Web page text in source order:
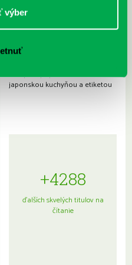
výber
kompletný sprievodca
japonskou kuchyňou a etiketou
+4288
ďalších skvelých titulov na
čítanie